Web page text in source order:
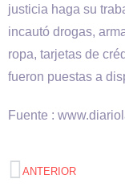
justicia haga su
incautó drogas,
ropa, tarjetas de
fueron puestas a
Fuente :
ANTERIOR